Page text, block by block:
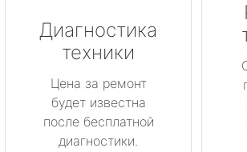
Диагностика
техники
Цена за ремонт
будет известна
после бесплатной
диагностики.